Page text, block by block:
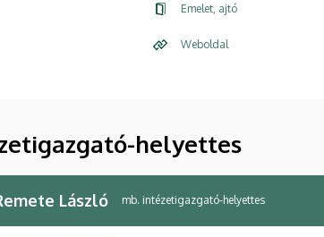
Emelet, ajtó
Weboldal
helyettes
László mb. intézetigazgató-helyettes